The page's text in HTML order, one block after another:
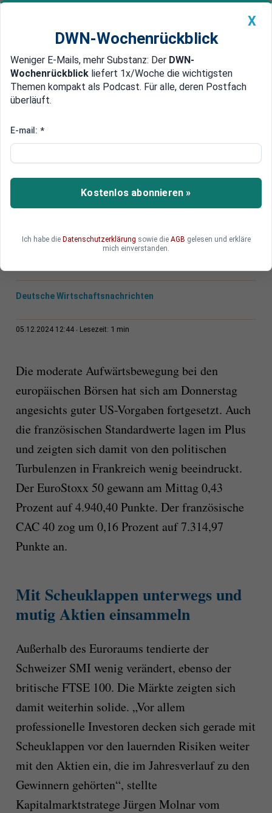
Newsticker MEIN DWN: Geldanlage Premium
Edelmetalle DWN-Magazin China
Aktien Europa: Märkte weiterhin
Regierungskrise
Krieg in der Ukraine. Donald Trump in den USA vor
seinem Comeback. In Frankreich wird die
locker und zuversichtlich.
Deutsche Wirtschaftsnachrichten
05.12.2024 12:44 Lesezeit: 1 min
Die moderate Aufwärtsbewegung bei den
europäischen Börsen hat sich am Donnerstag
angesichts guter US-Vorgaben fortgesetzt. Auch
die französischen Standardwerte lagen im Plus
und zeigten sich damit von den politischen
Turbulenzen in Frankreich wenig beeindruckt.
Der EuroStoxx 50 gewann am Mittag 0,43
Prozent auf 4.940,40 Punkte. Der französische
CAC 40 zog um 0,16 Prozent auf 7.314,97
Punkte an.
Mit Scheuklappen unterwegs und
mutig Aktien einsammeln
Außerhalb des Euroraums tendierte der
Schweizer SMI wenig verändert, ebenso der
britische FTSE 100. Die Märkte zeigten sich
damit weiterhin solide. „Vor allem
professionelle Investoren decken sich gerade mit
Scheuklappen vor den lauernden Risiken weiter
mit den Aktien ein, die im Jahresverlauf zu den
Gewinnern gehörten“, stellte
Kapitalmarktstratege Jürgen Molnar vom
X
DWN-Wochenrückblick
Weniger E-Mails, mehr Substanz: Der DWN-
Wochenrückblick liefert 1x/Woche die wichtigsten
Themen kompakt als Podcast. Für alle, deren Postfach
überläuft.
E-mail: *
Kostenlos abonnieren »
Ich habe die Datenschutzerklärung sowie die AGB gelesen und erkläre
mich einverstanden.